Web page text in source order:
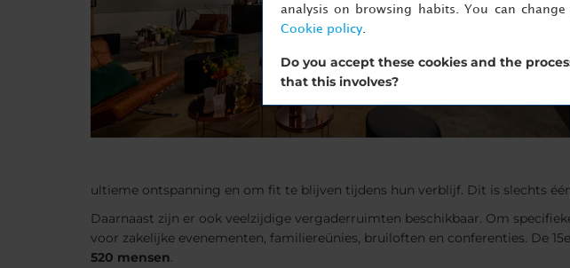
ultieme ontspanning en om fit te blijven tijdens hun verblijf. Dit is slechts
Daarnaast zijn er ook veelzijdige vergaderruimten beschikbaar. Om
voor zakelijke evenementen, familiereünies, bruiloften en conferenties. De
520 mensen.
analysis on browsing habits. You can change
Cookie policy.
Do you accept these cookies and the
that this involves?